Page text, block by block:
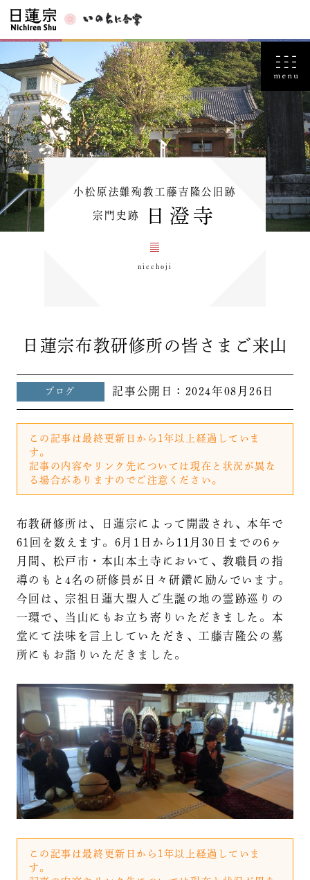
小松原法難殉教工藤吉隆公旧跡
宗門史跡 日澄寺
nicchoji
日蓮宗布教研修所の皆さまご来山
ブログ 記事公開日： 2024年08月26日
この記事は最終更新日から1年以上経過していま
す。
記事の内容やリンク先については現在と状況が異な
る場合がありますのでご注意ください。
布教研修所は、日蓮宗によって開設され、本年で
61回を数えます。6月1日から11月30日までの6ヶ
月間、松戸市・本山本土寺において、教職員の指
導のもと4名の研修員が日々研鑽に励んでいます。
今回は、宗祖日蓮大聖人ご生誕の地の霊跡巡りの
一環で、当山にもお立ち寄りいただきました。本
堂にて法味を言上していただき、工藤吉隆公の墓
所にもお詣りいただきました。
この記事は最終更新日から1年以上経過していま
す。